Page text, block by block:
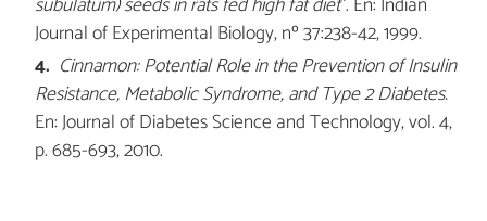
Journal of Experimental Biology, nº 37:238-42, 1999.
Cinnamon: Potential Role in the Prevention of Insulin
Resistance, Metabolic Syndrome, and Type 2 Diabetes.
En: Journal of Diabetes Science and Technology, vol. 4,
p. 685-693, 2010.